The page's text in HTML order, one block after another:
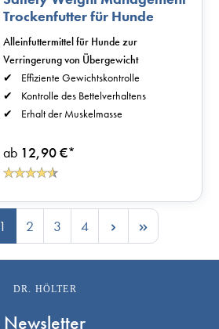
Trockenfutter für Hunde
ab 12,90 €*
Alleinfuttermittel für Hunde zur
Verringerung von Übergewicht
Effiziente Gewichtskontrolle
Kontrolle des Bettelverhaltens
Erhalt der Muskelmasse
1 2 3 4
DR. HÖLTER
Newsletter